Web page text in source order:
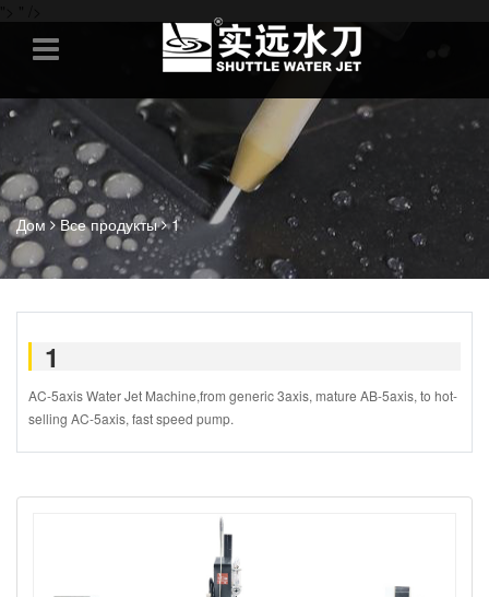
Дом Все продукты 1
1
AC-5axis Water Jet Machine,from generic 3axis, mature AB-5axis, to hot-
selling AC-5axis, fast speed pump.